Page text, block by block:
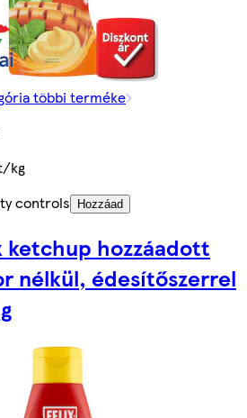
többi terméke
kg
controls
Hozzáad
ketchup hozzáadott
nélkül, édesítőszerrel